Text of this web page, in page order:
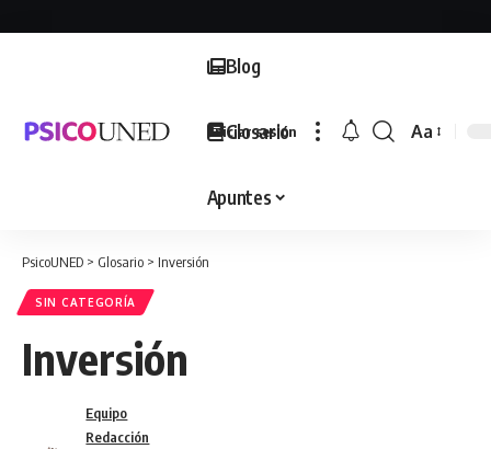
Blog
Glosario
Apuntes
Iniciar sesión
Font
Aa
PsicoUNED > Glosario > Inversión
SIN CATEGORÍA
Inversión
Equipo
Redacción